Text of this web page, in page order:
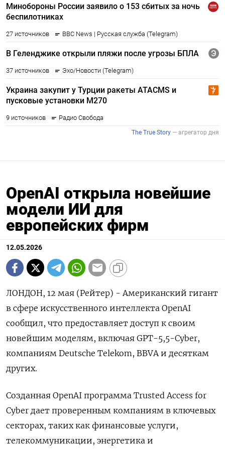
OpenAI открыла новейшие
модели ИИ для
европейских фирм
12.05.2026
ЛОНДОН, 12 мая (Рейтер) - Американский гигант
‌в сфере искусственного интеллекта OpenAI ​
сообщил, что предоставляет доступ ​к своим ​
новейшим ⁠моделям, ‌включая GPT-5,5-Cyber,
компаниям ‌Deutsche Telekom, BBVA ​и ‌десяткам
других.
Созданная ​OpenAI программа Trusted ‌Access for
Cyber дает проверенным ​компаниям ​в ‌ключевых
секторах, таких ​как финансовые услуги,
телекоммуникации, энергетика и